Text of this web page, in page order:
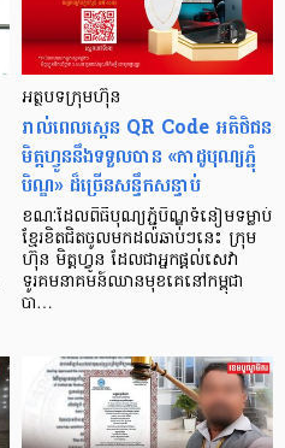
អត្ថបទក្រុមហ៊ុន
រាល់ពេលស្កេន QR Code អតិថិជន
មិត្តហ្វូននឹងទទួលបាន «កាដូបុណ្យភ្ជុំ
បិណ្ឌ» ដ៏ច្រើនសន្ធឹកសន្ធាប់
ខណៈដែលពិធីបុណ្យភ្ជុំបិណ្ឌទំនៀមទម្លាប់
ខ្មែរខិតជិតចូលមកដល់ឆាប់ៗនេះ ក្រុម
ហ៊ុន មិត្តហ្វូន ដែលជាអ្នកផ្ដល់សេវា
ទូរគមនាគមន៍ឈានមុខគេនៅកម្ពុជា
បា…